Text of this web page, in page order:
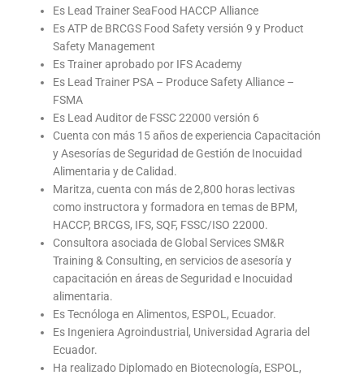
Es Lead Trainer SeaFood HACCP Alliance
Es ATP de BRCGS Food Safety versión 9 y Product
Safety Management
Es Trainer aprobado por IFS Academy
Es Lead Trainer PSA – Produce Safety Alliance –
FSMA
Es Lead Auditor de FSSC 22000 versión 6
Cuenta con más 15 años de experiencia Capacitación
y Asesorías de Seguridad de Gestión de Inocuidad
Alimentaria y de Calidad.
Maritza, cuenta con más de 2,800 horas lectivas
como instructora y formadora en temas de BPM,
HACCP, BRCGS, IFS, SQF, FSSC/ISO 22000.
Consultora asociada de Global Services SM&R
Training & Consulting, en servicios de asesoría y
capacitación en áreas de Seguridad e Inocuidad
alimentaria.
Es Tecnóloga en Alimentos, ESPOL, Ecuador.
Es Ingeniera Agroindustrial, Universidad Agraria del
Ecuador.
Ha realizado Diplomado en Biotecnología, ESPOL,